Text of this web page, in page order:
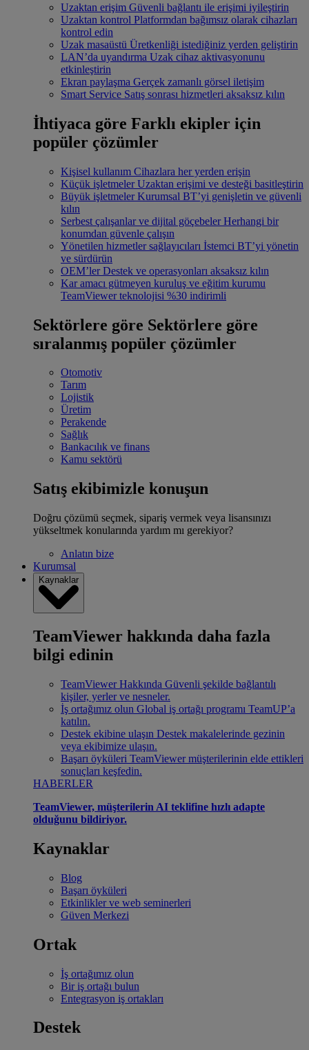
Uzaktan erişim Güvenli bağlantı ile erişimi iyileştirin
Uzaktan kontrol Platformdan bağımsız olarak cihazları
kontrol edin
Uzak masaüstü Üretkenliği istediğiniz yerden geliştirin
LAN’da uyandırma Uzak cihaz aktivasyonunu
etkinleştirin
Ekran paylaşma Gerçek zamanlı görsel iletişim
Smart Service Satış sonrası hizmetleri aksaksız kılın
İhtiyaca göre Farklı ekipler için
popüler çözümler
Kişisel kullanım Cihazlara her yerden erişin
Küçük işletmeler Uzaktan erişimi ve desteği basitleştirin
Büyük işletmeler Kurumsal BT’yi genişletin ve güvenli
kılın
Serbest çalışanlar ve dijital göçebeler Herhangi bir
konumdan güvenle çalışın
Yönetilen hizmetler sağlayıcıları İstemci BT’yi yönetin
ve sürdürün
OEM’ler Destek ve operasyonları aksaksız kılın
Kar amacı gütmeyen kuruluş ve eğitim kurumu
TeamViewer teknolojisi %30 indirimli
Sektörlere göre Sektörlere göre
sıralanmış popüler çözümler
Otomotiv
Tarım
Lojistik
Üretim
Perakende
Sağlık
Bankacılık ve finans
Kamu sektörü
Satış ekibimizle konuşun
Doğru çözümü seçmek, sipariş vermek veya lisansınızı
yükseltmek konularında yardım mı gerekiyor?
Anlatın bize
Kurumsal
Kaynaklar
TeamViewer hakkında daha fazla
bilgi edinin
TeamViewer Hakkında Güvenli şekilde bağlantılı
kişiler, yerler ve nesneler.
İş ortağımız olun Global iş ortağı programı TeamUP’a
katılın.
Destek ekibine ulaşın Destek makalelerinde gezinin
veya ekibimize ulaşın.
Başarı öyküleri TeamViewer müşterilerinin elde ettikleri
sonuçları keşfedin.
HABERLER
TeamViewer, müşterilerin AI teklifine hızlı adapte
olduğunu bildiriyor.
Kaynaklar
Blog
Başarı öyküleri
Etkinlikler ve web seminerleri
Güven Merkezi
Ortak
İş ortağımız olun
Bir iş ortağı bulun
Entegrasyon iş ortakları
Destek